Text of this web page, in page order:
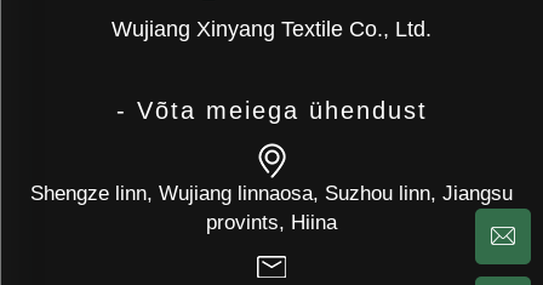
Wujiang Xinyang Textile Co., Ltd.
- Võta meiega ühendust
Shengze linn, Wujiang linnaosa, Suzhou linn, Jiangsu
provints, Hiina